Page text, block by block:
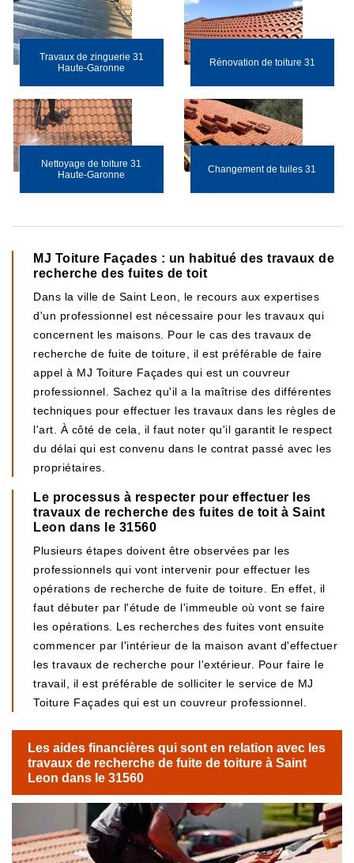
Travaux de zinguerie 31
Haute-Garonne
Rénovation de toiture 31
Nettoyage de toiture 31
Haute-Garonne
Changement de tuiles 31
MJ Toiture Façades : un habitué des travaux de
recherche des fuites de toit
Dans la ville de Saint Leon, le recours aux expertises
d'un professionnel est nécessaire pour les travaux qui
concernent les maisons. Pour le cas des travaux de
recherche de fuite de toiture, il est préférable de faire
appel à MJ Toiture Façades qui est un couvreur
professionnel. Sachez qu'il a la maîtrise des différentes
techniques pour effectuer les travaux dans les règles de
l'art. À côté de cela, il faut noter qu'il garantit le respect
du délai qui est convenu dans le contrat passé avec les
propriétaires.
Le processus à respecter pour effectuer les
travaux de recherche des fuites de toit à Saint
Leon dans le 31560
Plusieurs étapes doivent être observées par les
professionnels qui vont intervenir pour effectuer les
opérations de recherche de fuite de toiture. En effet, il
faut débuter par l'étude de l'immeuble où vont se faire
les opérations. Les recherches des fuites vont ensuite
commencer par l'intérieur de la maison avant d'effectuer
les travaux de recherche pour l'extérieur. Pour faire le
travail, il est préférable de solliciter le service de MJ
Toiture Façades qui est un couvreur professionnel.
Les aides financières qui sont en relation avec les
travaux de recherche de fuite de toiture à Saint
Leon dans le 31560